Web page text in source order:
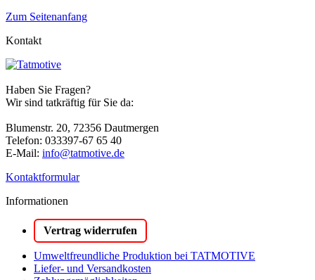
Zum Seitenanfang
Kontakt
Haben Sie Fragen?
Wir sind tatkräftig für Sie da:
Blumenstr. 20, 72356 Dautmergen
Telefon: 033397-67 65 40
E-Mail: info@tatmotive.de
Kontaktformular
Informationen
Vertrag widerrufen
Umweltfreundliche Produktion bei TATMOTIVE
Liefer- und Versandkosten